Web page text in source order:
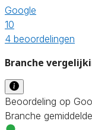
Google
10
4 beoordelingen
Branche
Beoordeling op
Branche